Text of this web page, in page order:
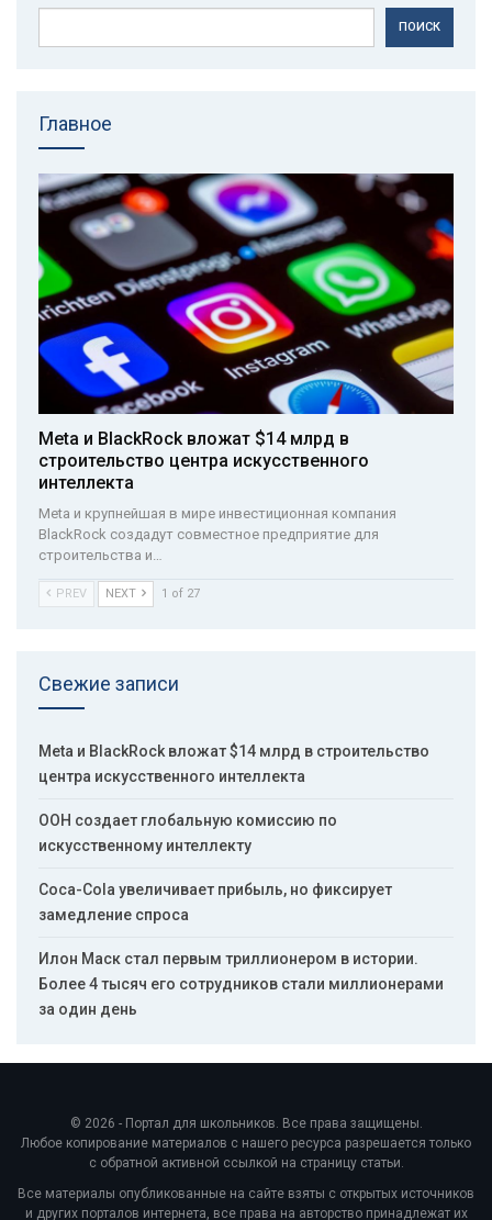
ПОИСК
Главное
Meta и BlackRock вложат $14 млрд в
строительство центра искусственного
интеллекта
Meta и крупнейшая в мире инвестиционная компания
BlackRock создадут совместное предприятие для
строительства и…
PREV NEXT 1 of 27
Свежие записи
Meta и BlackRock вложат $14 млрд в строительство
центра искусственного интеллекта
ООН создает глобальную комиссию по
искусственному интеллекту
Coca-Cola увеличивает прибыль, но фиксирует
замедление спроса
Илон Маск стал первым триллионером в истории.
Более 4 тысяч его сотрудников стали миллионерами
за один день
© 2026 - Портал для школьников. Все права защищены.
Любое копирование материалов с нашего ресурса разрешается только
с обратной активной ссылкой на страницу статьи.
Все материалы опубликованные на сайте взяты с открытых источников
и других порталов интернета, все права на авторство принадлежат их